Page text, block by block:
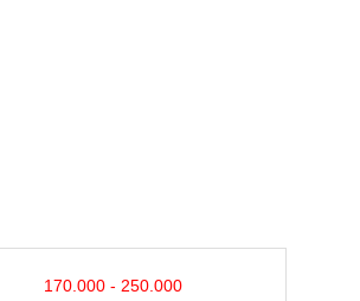
170.000 - 250.000